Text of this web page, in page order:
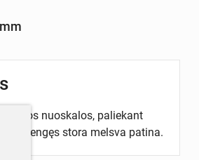
nuoskalos, paliekant
Pasidengęs stora melsva patina.